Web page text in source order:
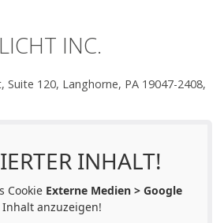
INC.
Suite 120, Langhorne, PA 19047-2408,
INHALT!
Cookie Externe Medien > Google
anzuzeigen!